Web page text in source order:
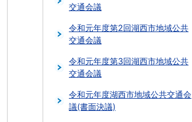
交通会議
令和元年度第2回湖西市地域公共
交通会議
令和元年度第3回湖西市地域公共
交通会議
令和元年度湖西市地域公共交通会
議(書面決議)